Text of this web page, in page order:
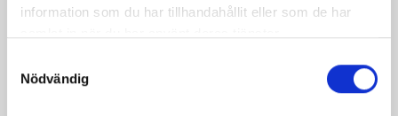
information som du har tillhandahållit eller som de har
Nödvändig